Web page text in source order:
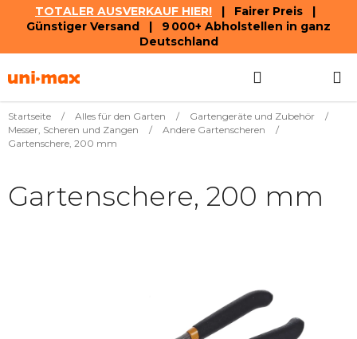
TOTALER AUSVERKAUF HIER! | Fairer Preis |
Günstiger Versand | 9 000+ Abholstellen in ganz
Deutschland
Inhalt
Startseite / Alles für den Garten / Gartengeräte und Zubehör
/
Messer, Scheren und Zangen
/ Andere Gartenscheren
/
Gartenschere, 200 mm
Gartenschere, 200 mm